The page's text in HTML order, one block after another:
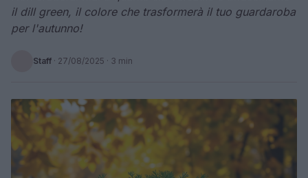
il dill green, il colore che trasformerà il tuo guardaroba
per l'autunno!
Staff · 27/08/2025 · 3 min